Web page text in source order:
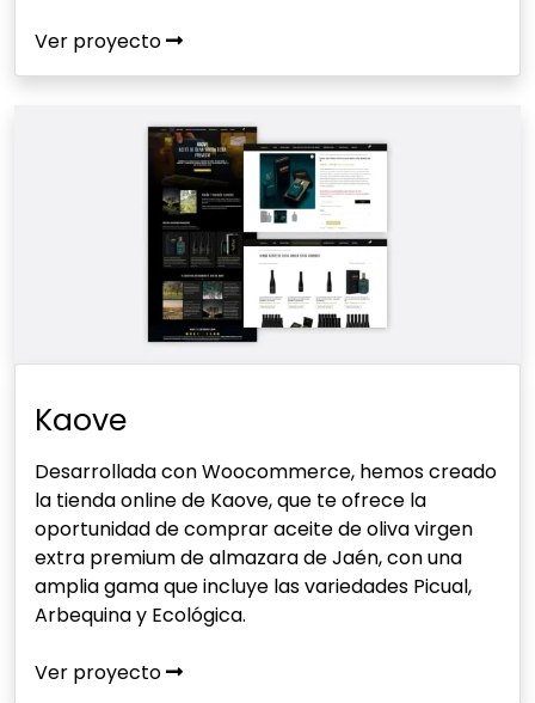
Ver proyecto
Kaove
Desarrollada con Woocommerce, hemos creado
la tienda online de Kaove, que te ofrece la
oportunidad de comprar aceite de oliva virgen
extra premium de almazara de Jaén, con una
amplia gama que incluye las variedades Picual,
Arbequina y Ecológica.
Ver proyecto